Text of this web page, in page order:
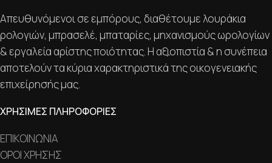
Απευθυνόμενοι σε εμπόρους, διαθέτουμε λουράκια
ρολογιών, μπρασελέ, μπαταρίες, μηχανισμούς ωρολογίων
& εργαλεία αρίστης ποιότητας. Η αξιοπιστία & η συνέπεια
αποτελούν τα κύρια χαρακτηριστικά της οικογενειακής
επιχείρησής μας.
ΧΡΗΣΙΜΕΣ ΠΛΗΡΟΦΟΡΙΕΣ
ΕΠΙΚΟΙΝΩΝΙΑ
ΟΡΟΙ ΧΡΗΣΗΣ